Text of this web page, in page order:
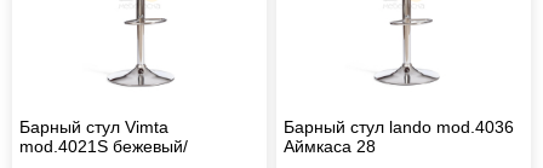
Барный стул Vimta
mod.4021S бежевый/
Барный стул lando mod.4036
Аймкаса 28